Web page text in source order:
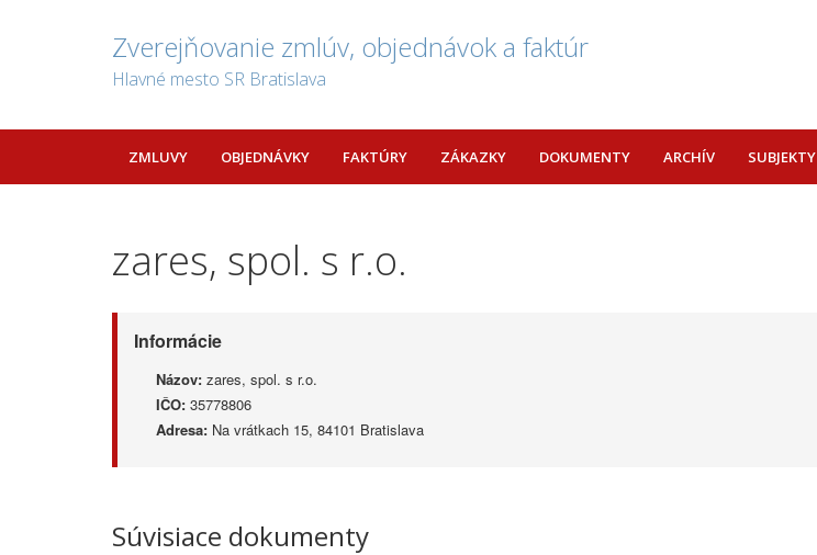
Zverejňovanie zmlúv, objednávok a faktúr
Hlavné mesto SR Bratislava
ZMLUVY OBJEDNÁVKY FAKTÚRY ZÁKAZKY DOKUMENTY ARCHÍV SUBJEKTY
zares, spol. s r.o.
Informácie
Názov: zares, spol. s r.o.
IČO: 35778806
Adresa: Na vrátkach 15, 84101 Bratislava
Súvisiace dokumenty